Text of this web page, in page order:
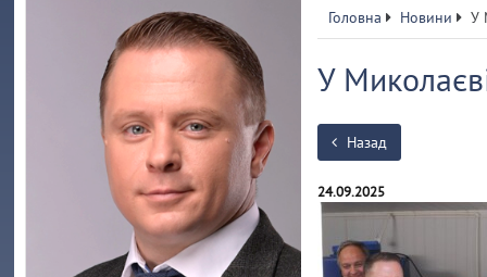
Головна Новини У
У
Назад
24.09.2025